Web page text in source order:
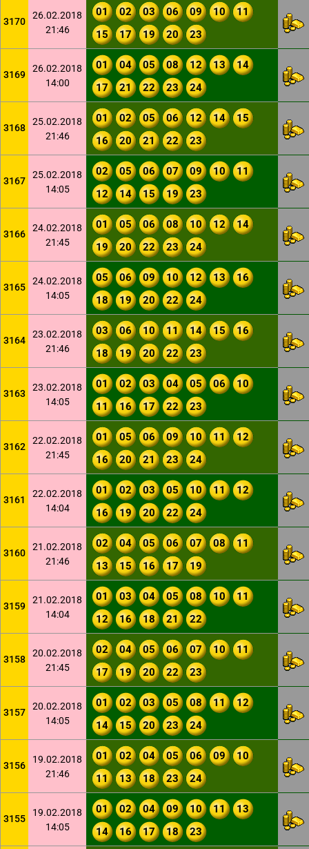
3170
26.02.2018
21:46
01 02 03 06 09 10
11
15
17 19 20 23
3169
26.02.2018
14:00
01 04 05 08 12 13
14
17
21 22 23 24
3168
25.02.2018
21:46
01 02 05 06 12 14
15
16
20 21 22 23
3167
25.02.2018
14:05
02 05 06 07 09 10
11
12
14 15 19 23
3166
24.02.2018
21:45
01 05 06 08 10 12
14
19
20 22 23 24
3165
24.02.2018
14:05
05 06 09 10 12 13
16
18
19 20 22 24
3164
23.02.2018
21:46
03 06 10 11 14 15
16
18
19 20 22 23
3163
23.02.2018
14:05
01 02 03 04 05 06
10
11
16 17 22 23
3162
22.02.2018
21:45
01 05 06 09 10 11
12
16
20 21 23 24
3161
22.02.2018
14:04
01 02 03 05 10 11
12
16
19 20 22 24
3160
21.02.2018
21:46
02 04 05 06 07 08
11
13
15 16 17 19
3159
21.02.2018
14:04
01 03 04 05 08 10
11
12
16 18 21 22
3158
20.02.2018
21:45
02 04 05 06 07 10
11
17
19 20 22 23
3157
20.02.2018
14:05
01 02 03 05 08 11
12
14
15 20 23 24
3156
19.02.2018
21:46
01 02 04 05 06 09
10
11
13 18 23 24
3155
19.02.2018
14:05
01 02 04 09 10 11
13
14
16 17 18 23